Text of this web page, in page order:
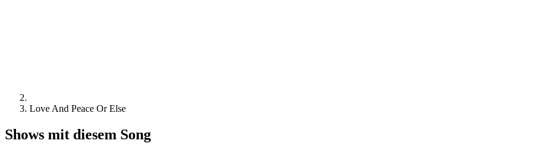
Love And Peace Or Else
Shows mit diesem Song